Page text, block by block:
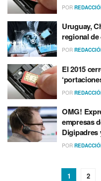
POR
Uruguay,
regional de
POR
El 2015
POR
OMG!
empresas
Digipadres
POR
1 2